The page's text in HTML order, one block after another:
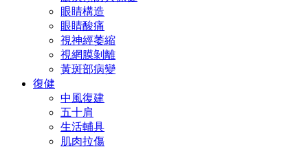
眼睛構造
眼睛酸痛
視神經萎縮
視網膜剝離
黃斑部病變
復健
中風復建
五十肩
生活輔具
肌肉拉傷